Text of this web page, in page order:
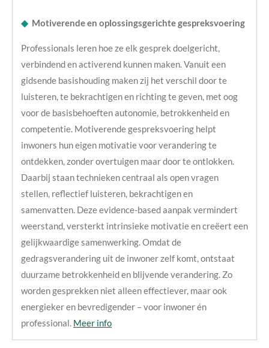
◆ Motiverende en oplossingsgerichte gespreksvoering
Professionals leren hoe ze elk gesprek doelgericht,
verbindend en activerend kunnen maken. Vanuit een
gidsende basishouding maken zij het verschil door te
luisteren, te bekrachtigen en richting te geven, met oog
voor de basisbehoeften autonomie, betrokkenheid en
competentie. Motiverende gespreksvoering helpt
inwoners hun eigen motivatie voor verandering te
ontdekken, zonder overtuigen maar door te ontlokken.
Daarbij staan technieken centraal als open vragen
stellen, reflectief luisteren, bekrachtigen en
samenvatten. Deze evidence-based aanpak vermindert
weerstand, versterkt intrinsieke motivatie en creëert een
gelijkwaardige samenwerking. Omdat de
gedragsverandering uit de inwoner zelf komt, ontstaat
duurzame betrokkenheid en blijvende verandering. Zo
worden gesprekken niet alleen effectiever, maar ook
energieker en bevredigender – voor inwoner én
professional. Meer info